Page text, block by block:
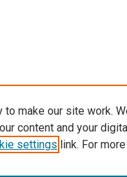
make our site work.
content and your
settings link. For